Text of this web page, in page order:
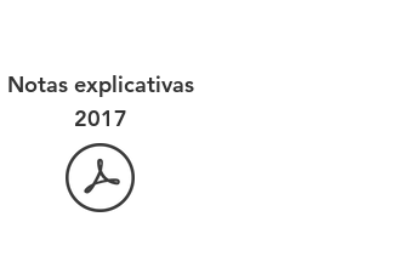
Notas explicativas
2017